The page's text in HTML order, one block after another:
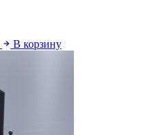
В корзину